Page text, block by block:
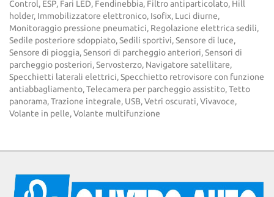
Control, ESP, Fari LED, Fendinebbia, Filtro antiparticolato, Hill
holder, Immobilizzatore elettronico, Isofix, Luci diurne,
Monitoraggio pressione pneumatici, Regolazione elettrica sedili,
Sedile posteriore sdoppiato, Sedili sportivi, Sensore di luce,
Sensore di pioggia, Sensori di parcheggio anteriori, Sensori di
parcheggio posteriori, Servosterzo, Navigatore satellitare,
Specchietti laterali elettrici, Specchietto retrovisore con funzione
antiabbagliamento, Telecamera per parcheggio assistito, Tetto
panorama, Trazione integrale, USB, Vetri oscurati, Vivavoce,
Volante in pelle, Volante multifunzione